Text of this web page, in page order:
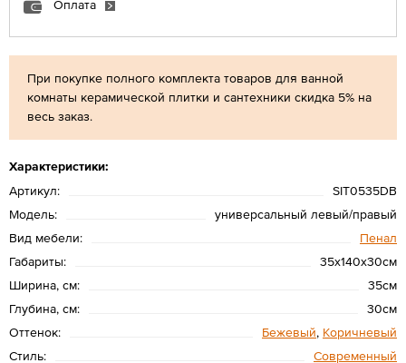
При покупке полного комплекта товаров для ванной
комнаты керамической плитки и сантехники скидка 5% на
весь заказ.
Характеристики:
Артикул:
SIT0535DB
Модель:
универсальный левый/правый
Вид мебели:
Пенал
Габариты:
35х140х30см
Ширина, см:
35см
Глубина, см:
30см
Оттенок:
Бежевый, Коричневый
Стиль:
Современный
Оплата